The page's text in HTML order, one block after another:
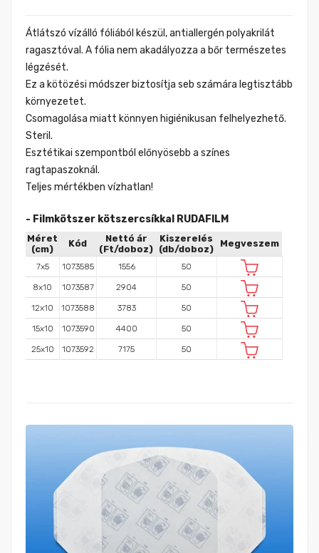
Átlátszó vízálló fóliából készül, antiallergén polyakrilát
ragasztóval. A fólia nem akadályozza a bőr természetes
légzését.
Ez a kötözési módszer biztosítja seb számára legtisztább
környezetet.
Csomagolása miatt könnyen higiénikusan felhelyezhető.
Steril.
Esztétikai szempontból előnyösebb a színes
ragtapaszoknál.
Teljes mértékben vízhatlan!
- Filmkötszer kötszercsíkkal RUDAFILM
Méret
(cm)
Kód
Nettó ár
(Ft/doboz)
Kiszerelés
(db/doboz)
Megveszem
7x5 1073585 1556 50
8x10 1073587 2904 50
12x10 1073588 3783 50
15x10 1073590 4400 50
25x10 1073592 7175 50